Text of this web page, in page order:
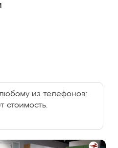
из телефонов:
стоимость.